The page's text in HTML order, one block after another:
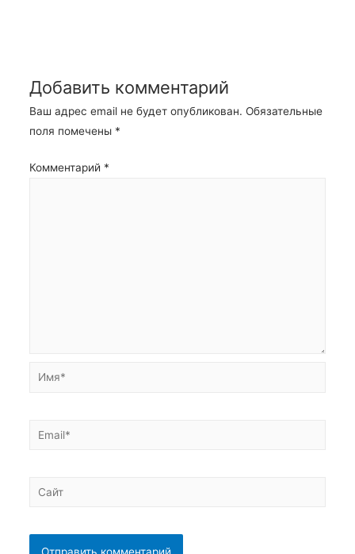
Добавить комментарий
Ваш адрес email не будет опубликован. Обязательные
поля помечены *
Комментарий *
Имя*
Email*
Сайт